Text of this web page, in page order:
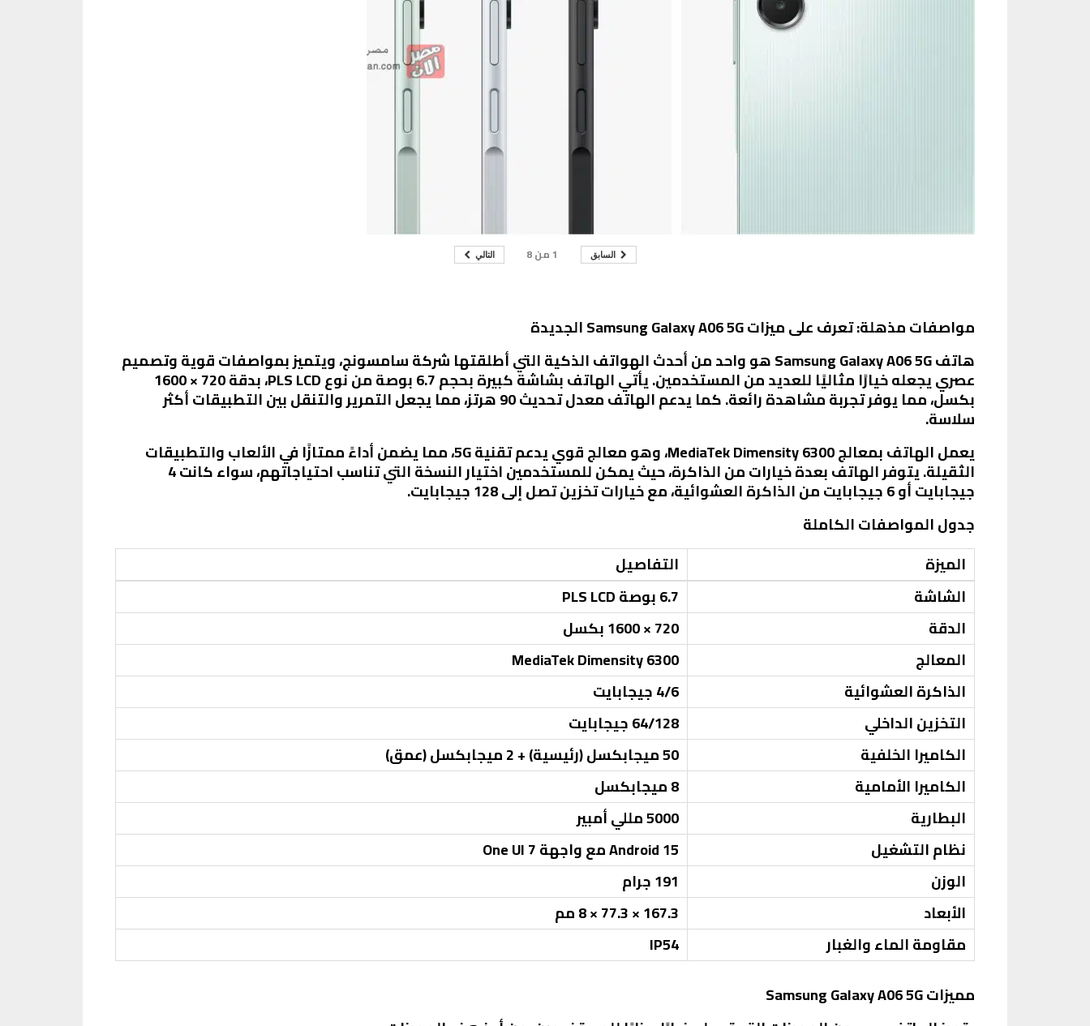
السابق 1 من8 التالي
مواصفات مذهلة: تعرف على ميزات Samsung Galaxy A06 5G الجديدة
هاتف Samsung Galaxy A06 5G هو واحد من أحدث الهواتف الذكية التي أطلقتها شركة سامسونج، ويتميز بمواصفات قوية وتصميم
عصري يجعله خيارًا مثاليًا للعديد من المستخدمين. يأتي الهاتف بشاشة كبيرة بحجم 6.7 بوصة من نوع PLS LCD، بدقة 720 × 1600
بكسل، مما يوفر تجربة مشاهدة رائعة. كما يدعم الهاتف معدل تحديث 90 هرتز، مما يجعل التمرير والتنقل بين التطبيقات أكثر
سلاسة.
يعمل الهاتف بمعالج MediaTek Dimensity 6300، وهو معالج قوي يدعم تقنية 5G، مما يضمن أداءً ممتازًا في الألعاب والتطبيقات
الثقيلة. يتوفر الهاتف بعدة خيارات من الذاكرة، حيث يمكن للمستخدمين اختيار النسخة التي تناسب احتياجاتهم، سواء كانت 4
جيجابايت أو 6 جيجابايت من الذاكرة العشوائية، مع خيارات تخزين تصل إلى 128 جيجابايت.
جدول المواصفات الكاملة
الميزة
التفاصيل
الشاشة
6.7 بوصة PLS LCD
الدقة
720 × 1600 بكسل
المعالج
MediaTek Dimensity 6300
الذاكرة العشوائية
4/6 جيجابايت
التخزين الداخلي
64/128 جيجابايت
الكاميرا الخلفية
50 ميجابكسل (رئيسية) + 2 ميجابكسل (عمق)
الكاميرا الأمامية
8 ميجابكسل
البطارية
5000 مللي أمبير
نظام التشغيل
Android 15 مع واجهة One UI 7
الوزن
191 جرام
الأبعاد
167.3 × 77.3 × 8 مم
مقاومة الماء والغبار
IP54
مميزات Samsung Galaxy A06 5G